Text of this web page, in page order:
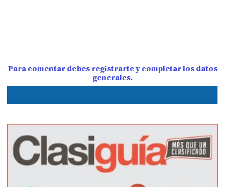
Para comentar debes registrarte y completar los datos
generales.